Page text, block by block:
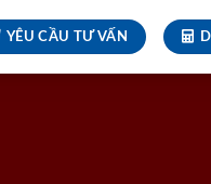
YÊU CẦU TƯ VẤN